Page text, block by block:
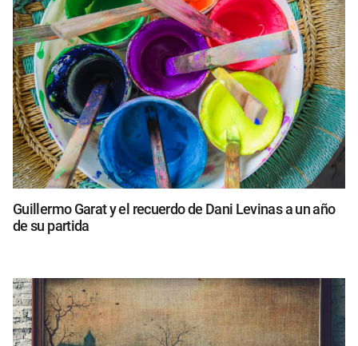
Guillermo Garat y el recuerdo de Dani Levinas a un año
de su partida